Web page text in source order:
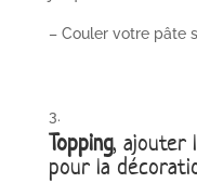
– Couler votre pâte
Topping, ajouter
pour la